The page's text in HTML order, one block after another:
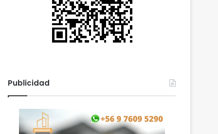
Publicidad